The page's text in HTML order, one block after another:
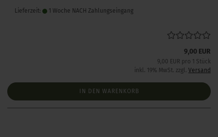
Lieferzeit: 1 Woche NACH Zahlungseingang
9,00 EUR
9,00 EUR pro 1 Stück
inkl. 19% MwSt. zzgl. Versand
IN DEN WARENKORB